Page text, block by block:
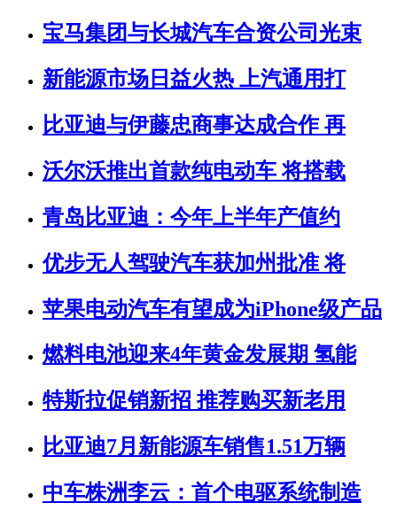
宝马集团与长城汽车合资公司光束
新能源市场日益火热 上汽通用打
比亚迪与伊藤忠商事达成合作 再
沃尔沃推出首款纯电动车 将搭载
青岛比亚迪：今年上半年产值约
优步无人驾驶汽车获加州批准 将
苹果电动汽车有望成为iPhone级产品
燃料电池迎来4年黄金发展期 氢能
特斯拉促销新招 推荐购买新老用
比亚迪7月新能源车销售1.51万辆
中车株洲李云：首个电驱系统制造